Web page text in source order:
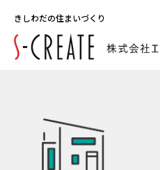
きしわだの住まいづくり